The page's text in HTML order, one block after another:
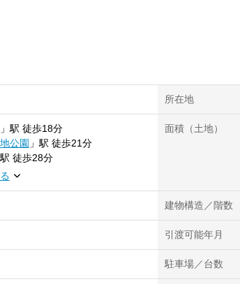
所在地
」 駅 徒歩18分
公園 」 駅 徒歩21分
駅 徒歩28分
面積（土地）
建物構造／階数
引渡可能年月
駐車場／台数